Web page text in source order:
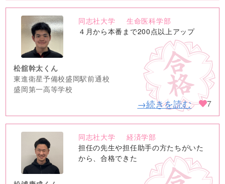
no
image
同志社大学
生命医科学部
４月から本番まで200点以上アップ
松舘幹太くん
東進衛星予備校盛岡駅前通校
盛岡第一高等学校
→続きを読む 7
no
image
同志社大学
経済学部
担任の先生や担任助手の方たちがいた
から、合格できた